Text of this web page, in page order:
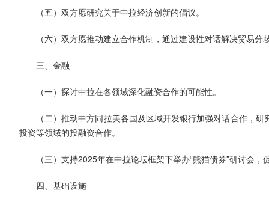
（五）双方愿研究关于中拉经济创新的倡议。
（六）双方愿推动建立合作机制，通过建设性对话解决贸易
三、金融
（一）探讨中拉在各领域深化融资合作的可能性。
（二）推动中方同拉美各国及区域开发银行加强对话合作，
投资等领域的投融资合作。
（三）支持2025年在中拉论坛框架下举办“熊猫债券”研讨会
四、基础设施